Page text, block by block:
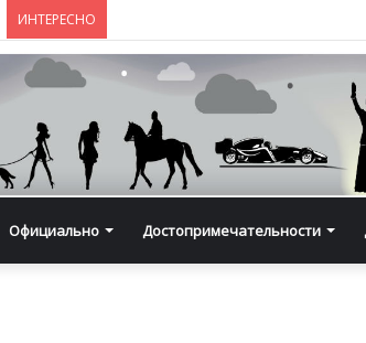
ИНТЕРЕСНО
Официально Достопримечательности